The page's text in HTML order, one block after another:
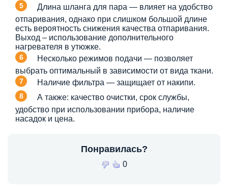
Длина шланга для пара — влияет на удобство
отпаривания, однако при слишком большой длине
есть вероятность снижения качества отпаривания.
Выход – использование дополнительного
нагревателя в утюжке.
Несколько режимов подачи — позволяет
выбрать оптимальный в зависимости от вида ткани.
Наличие фильтра — защищает от накипи.
А также: качество очистки, срок службы,
удобство при использовании прибора, наличие
насадок и цена.
Понравилась?
0